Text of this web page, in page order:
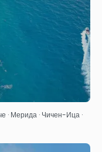
· Мерида · Чичен-Ица ·